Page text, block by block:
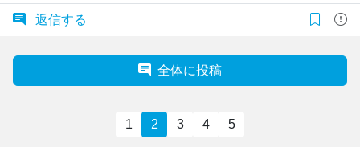
返信する
全体に投稿
1 2 3 4 5